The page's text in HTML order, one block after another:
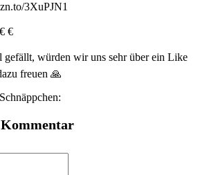
3XuPJN1
€
gefällt, würden wir uns sehr über ein Like
freuen 🙏